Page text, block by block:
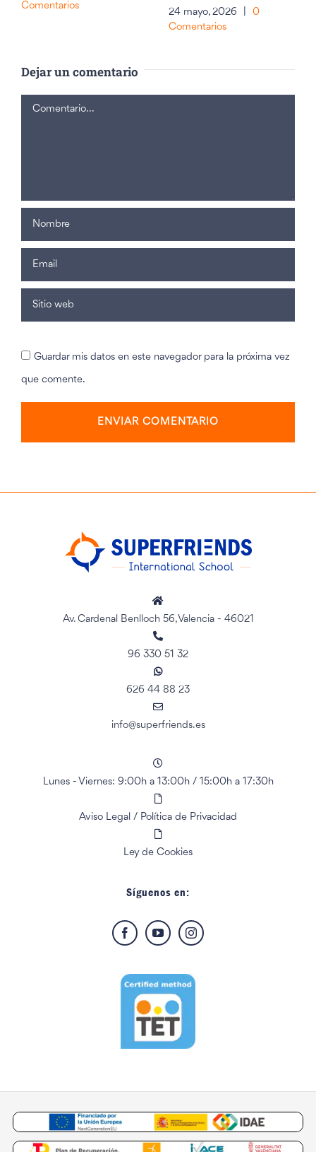
Comentarios
24 mayo, 2026
0
Comentarios
Dejar un comentario
Comentario
Guardar mis datos en este navegador para la próxima vez
que comente.
Av. Cardenal Benlloch 56, Valencia - 46021
96 330 51 32
626 44 88 23
info@superfriends.es
Lunes - Viernes: 9:00h a 13:00h / 15:00h a 17:30h
Aviso Legal / Política de Privacidad
Ley de Cookies
Síguenos en: